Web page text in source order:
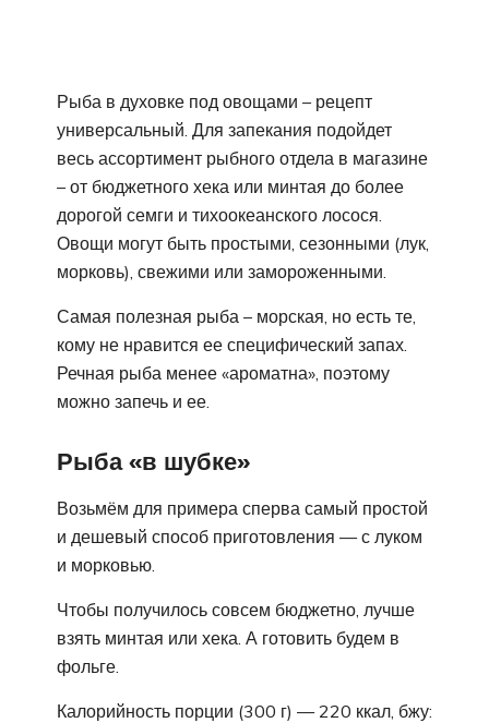
Рыба в духовке под овощами – рецепт
универсальный. Для запекания подойдет
весь ассортимент рыбного отдела в магазине
– от бюджетного хека или минтая до более
дорогой семги и тихоокеанского лосося.
Овощи могут быть простыми, сезонными (лук,
морковь), свежими или замороженными.
Самая полезная рыба – морская, но есть те,
кому не нравится ее специфический запах.
Речная рыба менее «ароматна», поэтому
можно запечь и ее.
Рыба «в шубке»
Возьмём для примера сперва самый простой
и дешевый способ приготовления — с луком
и морковью.
Чтобы получилось совсем бюджетно, лучше
взять минтая или хека. А готовить будем в
фольге.
Калорийность порции (300 г) — 220 ккал, бжу: